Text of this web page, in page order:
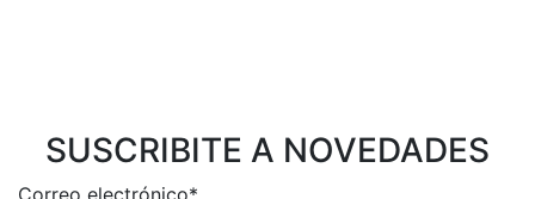
SUSCRIBITE A NOVEDADES
Correo electrónico*